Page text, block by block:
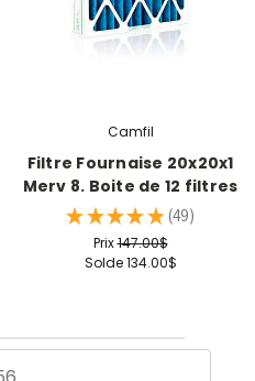
Camfil
Filtre Fournaise 20x20x1
Merv 8. Boite de 12 filtres
★ ★ ★ ★ ★ 49
49
Prix147.00$
Solde134.00$